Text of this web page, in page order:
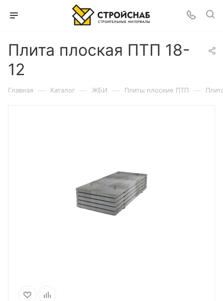
Плита плоская ПТП 18-
12
Главная — Каталог — ЖБИ — Плиты плоские ПТП —